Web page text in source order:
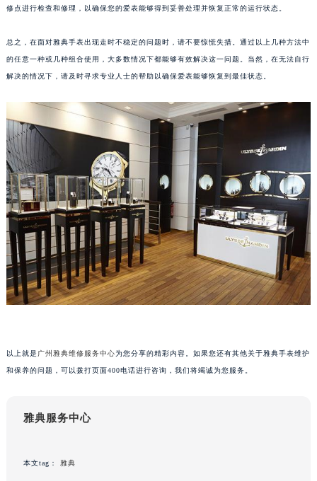
修点进行检查和修理，以确保您的爱表能够得到妥善处理并恢复正常的运行状态。
总之，在面对雅典手表出现走时不稳定的问题时，请不要惊慌失措。通过以上几种方法中
的任意一种或几种组合使用，大多数情况下都能够有效解决这一问题。当然，在无法自行
解决的情况下，请及时寻求专业人士的帮助以确保爱表能够恢复到最佳状态。
以上就是 广州雅典维修服务中心为您分享的精彩内容。如果您还有其他关于雅典手表维护
和保养的问题，可以拨打页面400电话进行咨询，我们将竭诚为您服务。
雅典服务中心
本文tag： 雅典